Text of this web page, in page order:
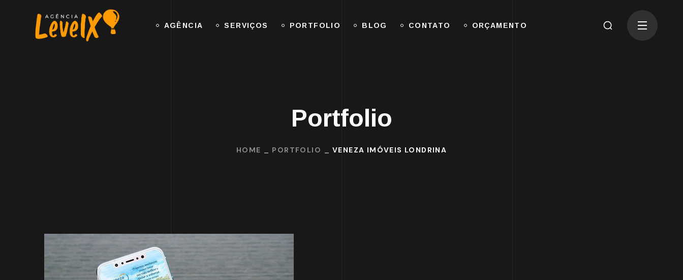
AGÊNCIA SERVIÇOS PORTFOLIO BLOG CONTATO ORÇAMENTO
Portfolio
HOME PORTFOLIO VENEZA IMÓVEIS LONDRINA